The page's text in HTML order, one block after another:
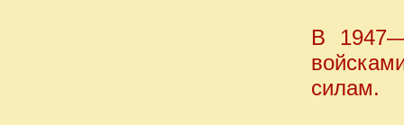
В
силам.